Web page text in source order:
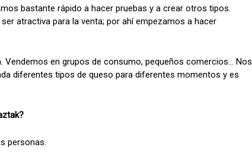
bastante rápido a hacer pruebas y a crear otros tipos.
atractiva para la venta; por ahí empezamos a hacer
Vendemos en grupos de consumo, pequeños comercios... Nos
diferentes tipos de queso para diferentes momentos y es
personas.